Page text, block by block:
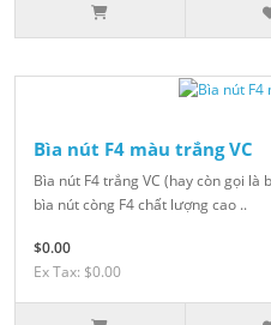
Bìa nút F4 màu trắng VC
Bìa nút F4 trắng VC (hay còn gọi là
bìa nút còng F4 chất lượng cao ..
$0.00
Ex Tax: $0.00